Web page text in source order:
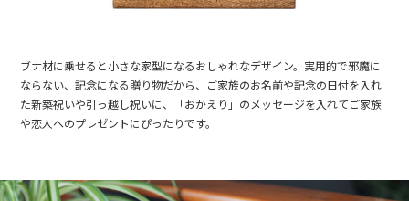
ブナ材に乗せると小さな家型になるおしゃれなデザイン。実用的で邪魔に
ならない、記念になる贈り物だから、ご家族のお名前や記念の日付を入れ
た新築祝いや引っ越し祝いに、「おかえり」のメッセージを入れてご家族
や恋人へのプレゼントにぴったりです。